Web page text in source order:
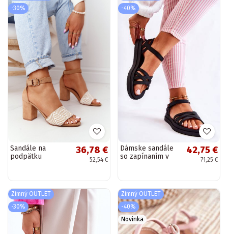
-30%
Sandále na
podpätku
36,78 €
52,54 €
-40%
Dámske sandále
so zapínaním v
42,75 €
71,25 €
Zimný OUTLET
-30%
Zimný OUTLET
-40%
Novinka